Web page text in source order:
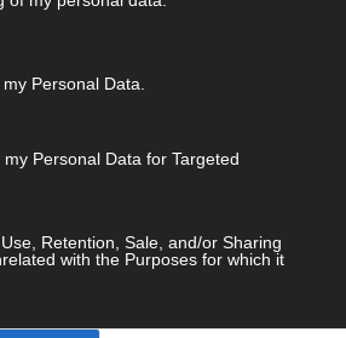
Personal Data.
Personal Data for Targeted
Retention, Sale, and/or Sharing
with the Purposes for which it